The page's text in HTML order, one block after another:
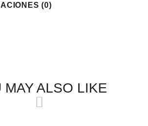
(0)
MAY ALSO LIKE